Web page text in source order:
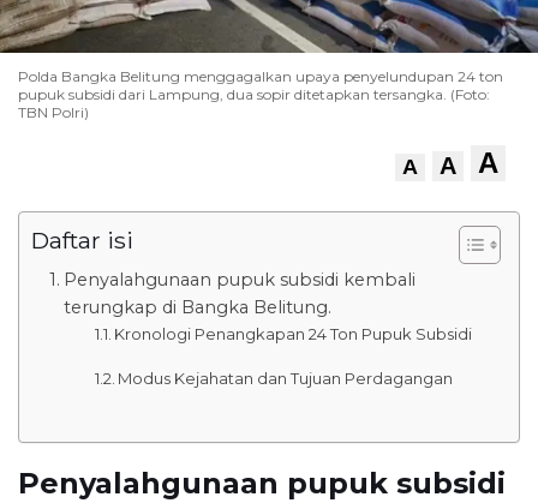
Polda Bangka Belitung menggagalkan upaya penyelundupan 24 ton
pupuk subsidi dari Lampung, dua sopir ditetapkan tersangka. (Foto:
TBN Polri)
A A A
Daftar isi
Penyalahgunaan pupuk subsidi kembali
terungkap di Bangka Belitung.
Kronologi Penangkapan 24 Ton Pupuk Subsidi
Modus Kejahatan dan Tujuan Perdagangan
Penyalahgunaan pupuk subsidi